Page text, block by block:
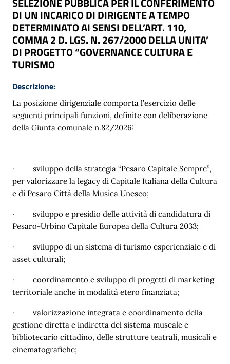
DI UN INCARICO DI DIRIGENTE A TEMPO
DETERMINATO AI SENSI DELL’ART. 110,
COMMA 2 D. LGS. N. 267/2000 DELLA UNITA’
DI PROGETTO “GOVERNANCE CULTURA E
TURISMO
Descrizione:
La posizione dirigenziale comporta l’esercizio delle
seguenti principali funzioni, definite con deliberazione
della Giunta comunale n.82/2026:
·
sviluppo della strategia “Pesaro Capitale Sempre”,
per valorizzare la legacy di Capitale Italiana della Cultura
e di Pesaro Città della Musica Unesco;
·
sviluppo e presidio delle attività di candidatura di
Pesaro-Urbino Capitale Europea della Cultura 2033;
·
sviluppo di un sistema di turismo esperienziale e di
asset culturali;
·
coordinamento e sviluppo di progetti di marketing
territoriale anche in modalità etero finanziata;
·
valorizzazione integrata e coordinamento della
gestione diretta e indiretta del sistema museale e
bibliotecario cittadino, delle strutture teatrali, musicali e
cinematografiche;